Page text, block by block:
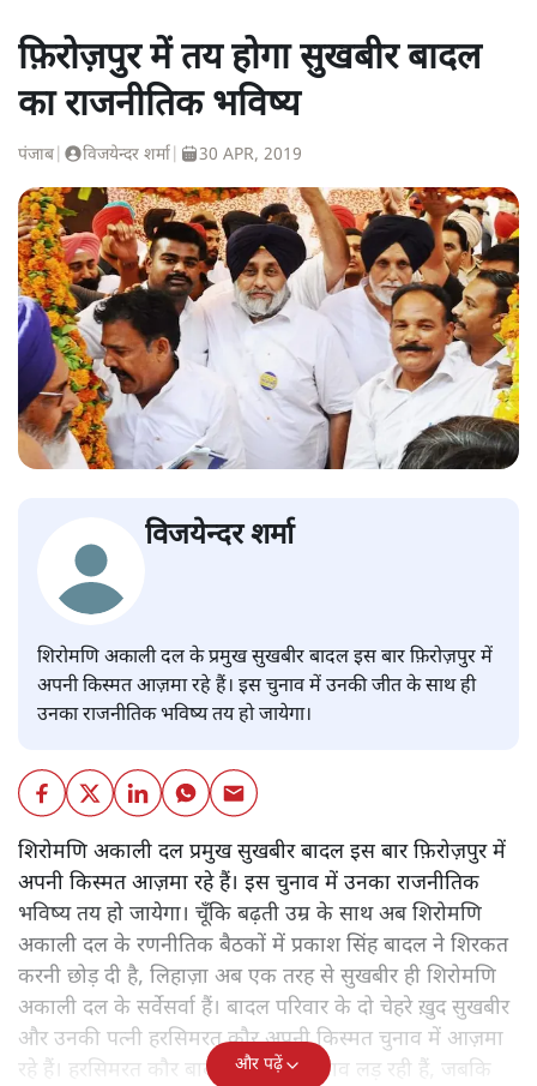
फ़िरोज़पुर में तय होगा सुखबीर बादल
का राजनीतिक भविष्य
पंजाब विजयेन्दर शर्मा 30 APR, 2019
विजयेन्दर शर्मा
शिरोमणि अकाली दल के प्रमुख सुखबीर बादल इस बार फ़िरोज़पुर में
अपनी किस्मत आज़मा रहे हैं। इस चुनाव में उनकी जीत के साथ ही
उनका राजनीतिक भविष्य तय हो जायेगा।
शिरोमणि अकाली दल प्रमुख सुखबीर बादल इस बार फ़िरोज़पुर में
अपनी किस्मत आज़मा रहे हैं। इस चुनाव में उनका राजनीतिक
भविष्य तय हो जायेगा। चूँकि बढ़ती उम्र के साथ अब शिरोमणि
अकाली दल के रणनीतिक बैठकों में प्रकाश सिंह बादल ने शिरकत
करनी छोड़ दी है, लिहाज़ा अब एक तरह से सुखबीर ही शिरोमणि
अकाली दल के सर्वेसर्वा हैं। बादल परिवार के दो चेहरे ख़ुद सुखबीर
और उनकी पत्नी हरसिमरत कौर अपनी किस्मत चुनाव में आज़मा
रहे हैं। हरसिमरत कौर बादल बठिंडा से चुनाव लड़ रही हैं, जबकि
और पढ़ें